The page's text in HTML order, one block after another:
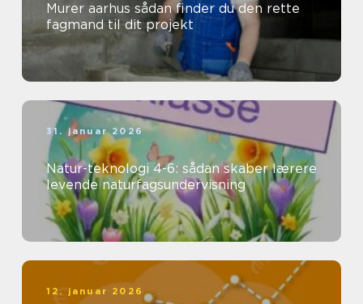
Murer aarhus sådan finder du den rette
fagmand til dit projekt
31. januar 2026
Natur-teknologi 4-6: sådan skaber lærere
levende naturfagsundervisning
12. januar 2026